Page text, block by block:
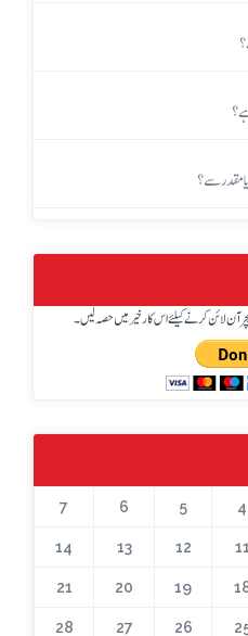
مقدر سے؟
آن لائن کرنے کیلئے اس کار خیر میں حصہ لیں۔
4
5
6
7
11
12
13
14
19
20
21
26
27
28